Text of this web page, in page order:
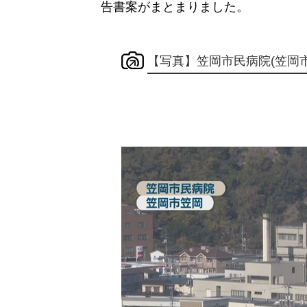
告書案がまとまりました。
【写真】笠岡市民病院(笠岡